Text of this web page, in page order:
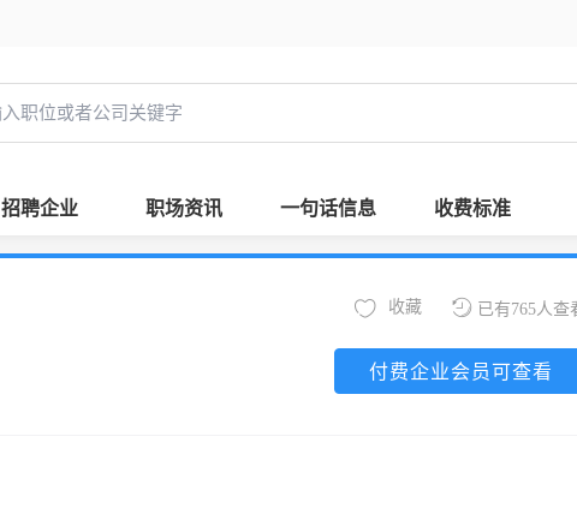
招聘企业 职场资讯 一句话信息 收费标准
已有765人查
收藏
付费企业会员可查看